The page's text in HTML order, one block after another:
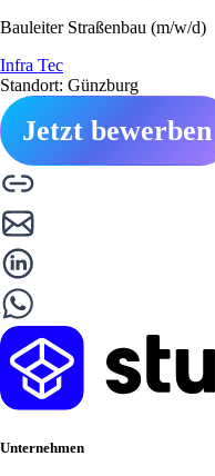
Bauleiter Straßenbau (m/w/d)
Infra Tec
Standort: Günzburg
Jetzt bewerben
Unternehmen